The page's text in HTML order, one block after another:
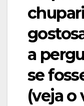
a
se
(veja o